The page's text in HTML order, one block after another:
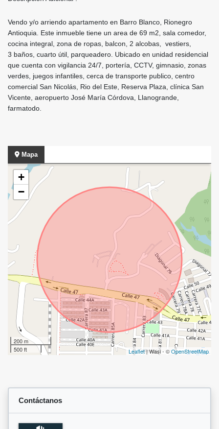
Vendo y/o arriendo apartamento en Barro Blanco, Rionegro
Antioquia. Este inmueble tiene un area de 69 m2, sala comedor,
cocina integral, zona de ropas, balcon, 2 alcobas, vestiers,
3 baños, cuarto útil, parqueadero. Ubicado en unidad residencial
que cuenta con vigilancia 24/7, portería, CCTV, gimnasio, zonas
verdes, juegos infantiles, cerca de transporte publico, centro
comercial San Nicolás, Rio del Este, Reserva Plaza, clínica San
Vicente, aeropuerto José María Córdova, Llanogrande,
farmatodo.
Mapa
+
−
200 m
500 ft
Leaflet| Wasi - ©OpenStreetMap
Contáctanos